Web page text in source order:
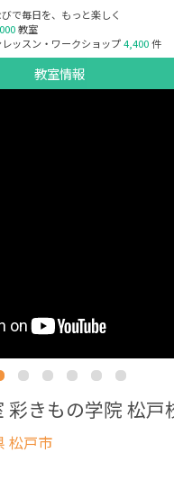
で毎日を、もっと楽しく
教室
レッスン・ワークショップ4,400件
教室情報
彩きもの学院 松戸
松戸市